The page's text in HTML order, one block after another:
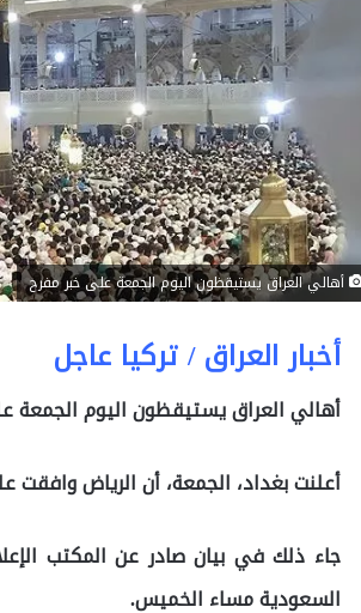
أهالي العراق يستيقظون اليوم الجمعة على خبر مفرح
أخبار العراق / تركيا عاجل
أهالي العراق يستيقظون اليوم الجمعة
أعلنت بغداد، الجمعة، أن الرياض وافقت على زيادة
جاء ذلك في بيان صادر عن المكتب
السعودية مساء الخميس.